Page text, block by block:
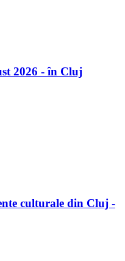
2026 - în Cluj
culturale din Cluj -